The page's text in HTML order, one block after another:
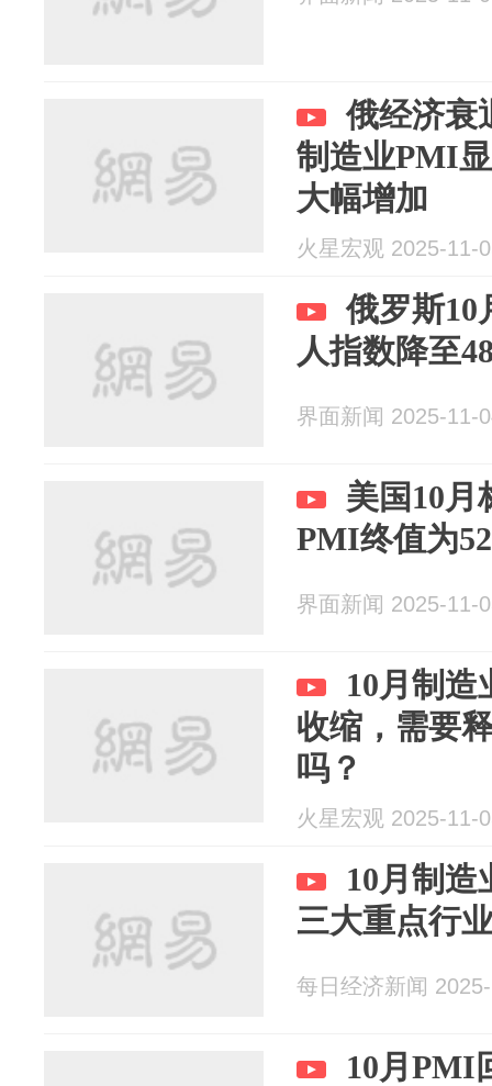
俄经济衰
制造业PMI
大幅增加
火星宏观 2025-11-
俄罗斯10
人指数降至
界面新闻 2025-11-
美国10月
PMI终值为
界面新闻 2025-11-
10月制
收缩，需要
吗？
火星宏观 2025-11-
10月制
三大重点行
每日经济新闻
10月PMI